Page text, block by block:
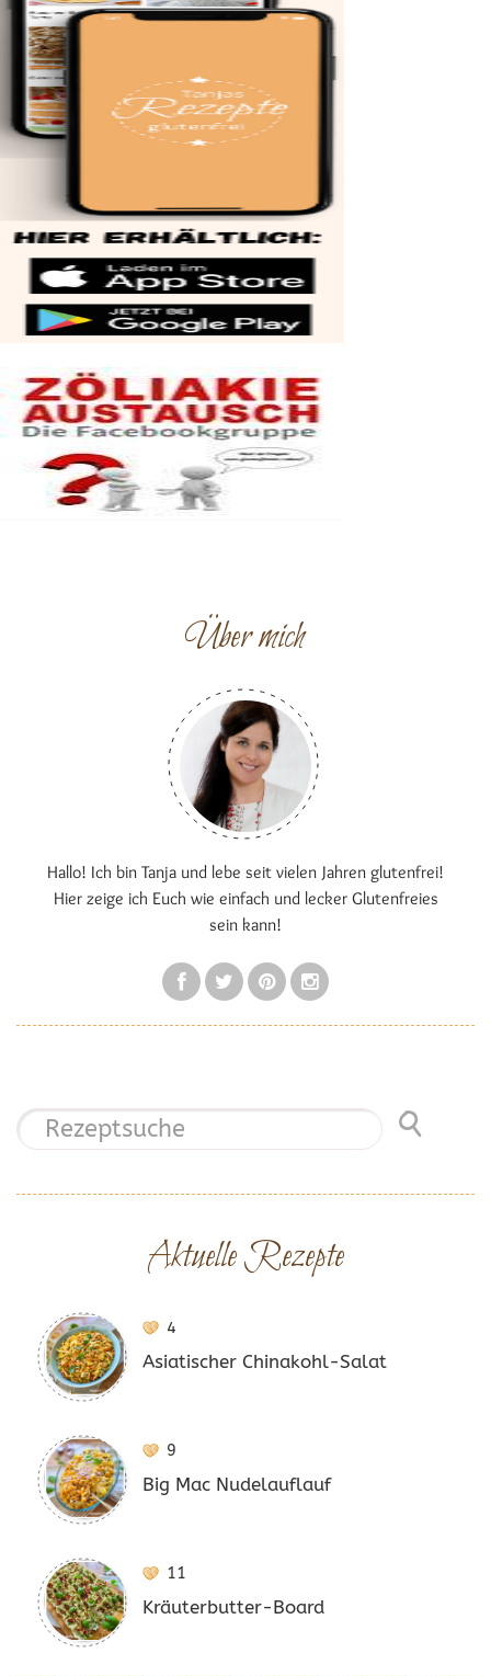
Über mich
Hallo! Ich bin Tanja und lebe seit vielen Jahren glutenfrei!
Hier zeige ich Euch wie einfach und lecker Glutenfreies
sein kann!
Aktuelle Rezepte
4
Asiatischer Chinakohl-Salat
9
Big Mac Nudelauflauf
11
Kräuterbutter-Board